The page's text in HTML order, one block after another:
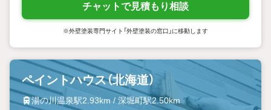
チャットで見積もり相談
※外壁塗装専門サイト「外壁塗装の窓口」に移動します
ペイントハウス（北海道）
湯の川温泉駅2.93km / 深堀町駅2.50km